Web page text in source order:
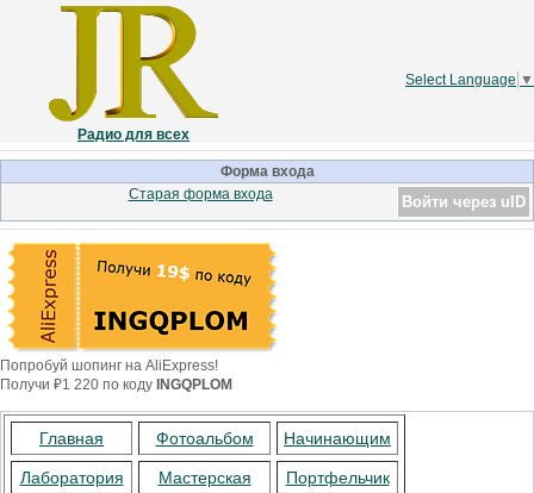
Радио для всех
Select Language ▼
Форма входа
Войти через uID
Старая форма входа
Попробуй шопинг на AliExpress!
Получи ₽1 220 по коду INGQPLOM
Главная Фотоальбом Начинающим
Лаборатория Мастерская Портфельчик